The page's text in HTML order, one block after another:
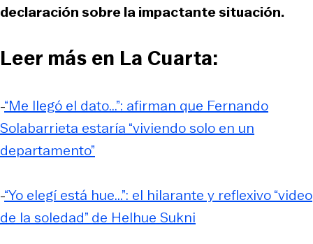
declaración sobre la impactante situación.
Leer más en La Cuarta:
-“Me llegó el dato...”: afirman que Fernando
Solabarrieta estaría “viviendo solo en un
departamento”
-“Yo elegí está hue...”: el hilarante y reflexivo “video
de la soledad” de Helhue Sukni